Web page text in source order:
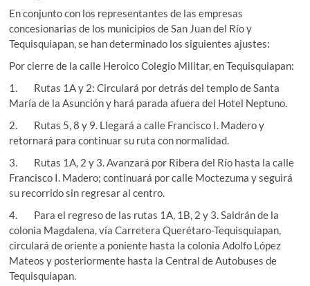
En conjunto con los representantes de las empresas
concesionarias de los municipios de San Juan del Río y
Tequisquiapan, se han determinado los siguientes ajustes:
Por cierre de la calle Heroico Colegio Militar, en Tequisquiapan:
1. Rutas 1A y 2: Circulará por detrás del templo de Santa
María de la Asunción y hará parada afuera del Hotel Neptuno.
2. Rutas 5, 8 y 9. Llegará a calle Francisco I. Madero y
retornará para continuar su ruta con normalidad.
3. Rutas 1A, 2 y 3. Avanzará por Ribera del Río hasta la calle
Francisco I. Madero; continuará por calle Moctezuma y seguirá
su recorrido sin regresar al centro.
4. Para el regreso de las rutas 1A, 1B, 2 y 3. Saldrán de la
colonia Magdalena, vía Carretera Querétaro-Tequisquiapan,
circulará de oriente a poniente hasta la colonia Adolfo López
Mateos y posteriormente hasta la Central de Autobuses de
Tequisquiapan.